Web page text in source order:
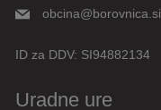
obcina@borovnica.si
ID za DDV: SI94882134
Uradne ure